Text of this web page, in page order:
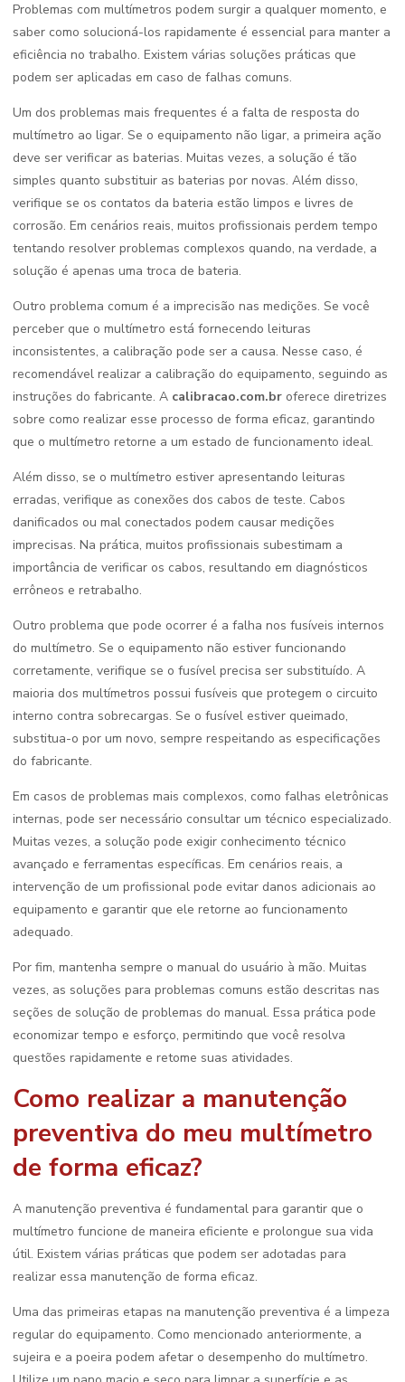
Problemas com multímetros podem surgir a qualquer momento, e
saber como solucioná-los rapidamente é essencial para manter a
eficiência no trabalho. Existem várias soluções práticas que
podem ser aplicadas em caso de falhas comuns.
Um dos problemas mais frequentes é a falta de resposta do
multímetro ao ligar. Se o equipamento não ligar, a primeira ação
deve ser verificar as baterias. Muitas vezes, a solução é tão
simples quanto substituir as baterias por novas. Além disso,
verifique se os contatos da bateria estão limpos e livres de
corrosão. Em cenários reais, muitos profissionais perdem tempo
tentando resolver problemas complexos quando, na verdade, a
solução é apenas uma troca de bateria.
Outro problema comum é a imprecisão nas medições. Se você
perceber que o multímetro está fornecendo leituras
inconsistentes, a calibração pode ser a causa. Nesse caso, é
recomendável realizar a calibração do equipamento, seguindo as
instruções do fabricante. A calibracao.com.br oferece diretrizes
sobre como realizar esse processo de forma eficaz, garantindo
que o multímetro retorne a um estado de funcionamento ideal.
Além disso, se o multímetro estiver apresentando leituras
erradas, verifique as conexões dos cabos de teste. Cabos
danificados ou mal conectados podem causar medições
imprecisas. Na prática, muitos profissionais subestimam a
importância de verificar os cabos, resultando em diagnósticos
errôneos e retrabalho.
Outro problema que pode ocorrer é a falha nos fusíveis internos
do multímetro. Se o equipamento não estiver funcionando
corretamente, verifique se o fusível precisa ser substituído. A
maioria dos multímetros possui fusíveis que protegem o circuito
interno contra sobrecargas. Se o fusível estiver queimado,
substitua-o por um novo, sempre respeitando as especificações
do fabricante.
Em casos de problemas mais complexos, como falhas eletrônicas
internas, pode ser necessário consultar um técnico especializado.
Muitas vezes, a solução pode exigir conhecimento técnico
avançado e ferramentas específicas. Em cenários reais, a
intervenção de um profissional pode evitar danos adicionais ao
equipamento e garantir que ele retorne ao funcionamento
adequado.
Por fim, mantenha sempre o manual do usuário à mão. Muitas
vezes, as soluções para problemas comuns estão descritas nas
seções de solução de problemas do manual. Essa prática pode
economizar tempo e esforço, permitindo que você resolva
questões rapidamente e retome suas atividades.
Como realizar a manutenção
preventiva do meu multímetro
de forma eficaz?
A manutenção preventiva é fundamental para garantir que o
multímetro funcione de maneira eficiente e prolongue sua vida
útil. Existem várias práticas que podem ser adotadas para
realizar essa manutenção de forma eficaz.
Uma das primeiras etapas na manutenção preventiva é a limpeza
regular do equipamento. Como mencionado anteriormente, a
sujeira e a poeira podem afetar o desempenho do multímetro.